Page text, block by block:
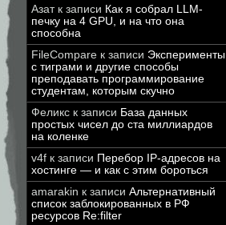
Азатк записи Как я собрал LLM-
печку на 4 GPU, и на что она
способна
FileCompare к записи Эксперименты
с тиграми и другие способы
преподавать программирование
студентам, которым скучно
Феликс к записи База данных
простых чисел до ста миллиардов
на коленке
v4f к записи Перебор IP-адресов на
хостинге — и как с этим бороться
amarakin к записи Альтернативный
список заблокированных в РФ
ресурсов Re:filter